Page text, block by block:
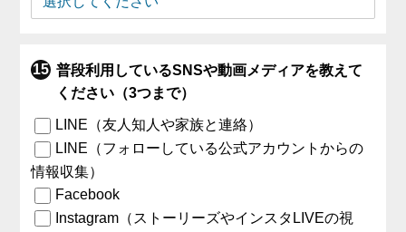
普段利用しているSNSや動画メディアを教えて
ください（3つまで）
LINE（友人知人や家族と連絡）
LINE（フォローしている公式アカウントからの
情報収集）
Facebook
Instagram（ストーリーズやインスタLIVEの視